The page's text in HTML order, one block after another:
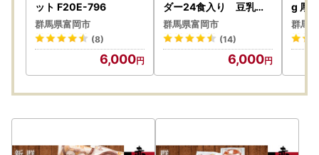
ット F20E-796
群馬県富岡市
(8)
6,000
ダー24食入り 豆乳仕
立て F20E-799
群馬県富岡市
(14)
6,000
g 厚
肉
冷凍
ス 冷
0
群馬